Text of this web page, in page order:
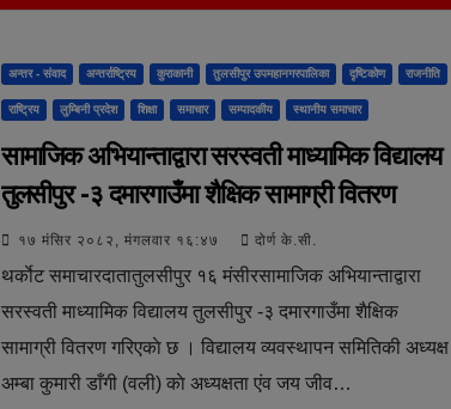
अन्तर - संवाद अन्तर्राष्ट्रिय कुराकानी तुलसीपुर उपमहानगरपालिका दृष्टिकोण राजनीति
राष्ट्रिय लुम्बिनी प्रदेश शिक्षा समाचार सम्पादकीय स्थानीय समाचार
सामाजिक अभियान्ताद्वारा सरस्वती माध्यामिक विद्यालय
तुलसीपुर -३ दमारगाउँमा शैक्षिक सामाग्री वितरण
१७ मंसिर २०८२, मंगलवार १६:४७ दोर्ण के.सी.
थर्काेट समाचारदातातुलसीपुर १६ मंसीरसामाजिक अभियान्ताद्वारा
सरस्वती माध्यामिक विद्यालय तुलसीपुर -३ दमारगाउँमा शैक्षिक
सामाग्री वितरण गरिएकाे छ । विद्यालय व्यवस्थापन समितिकी अध्यक्ष
अम्बा कुमारी डाँगी (वली) काे अध्यक्षता एंव जय जीव…